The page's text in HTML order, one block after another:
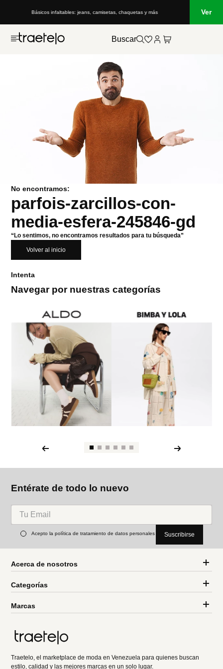
Básicos infaltables: jeans, camisetas, chaquetas y más Ver
Buscar
No encontramos:
parfois-zarcillos-con-
media-esfera-245846-gd
“Lo sentimos, no encontramos resultados para tu búsqueda”
Volver al inicio
Intenta
Navegar por nuestras categorías
Entérate de todo lo nuevo
Acepto la política de tratamiento de datos personales Suscribirse
Acerca de nosotros
Categorías
Marcas
Traetelo, el marketplace de moda en Venezuela para quienes buscan
estilo, calidad y las mejores marcas en un solo lugar.